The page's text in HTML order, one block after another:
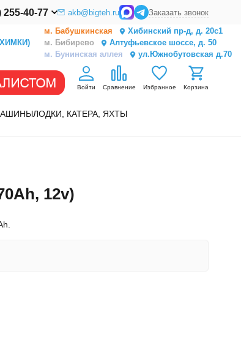
255-40-77 akb@bigteh.ru Заказать звонок
м. Бабушкинская
Хибинский пр-д, д. 20с1
м. Бибирево
Алтуфьевское шоссе, д. 50
м. Бунинская аллея
ул.Южнобутовская д.70
Войти Сравнение Избранное Корзина
ЛОДКИ, КАТЕРА, ЯХТЫ
12v)